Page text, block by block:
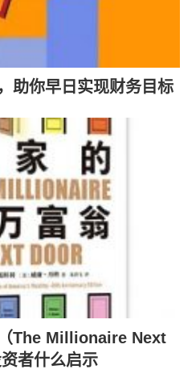
助你早日实现财务目标
（The Millionaire Next
者什么启示